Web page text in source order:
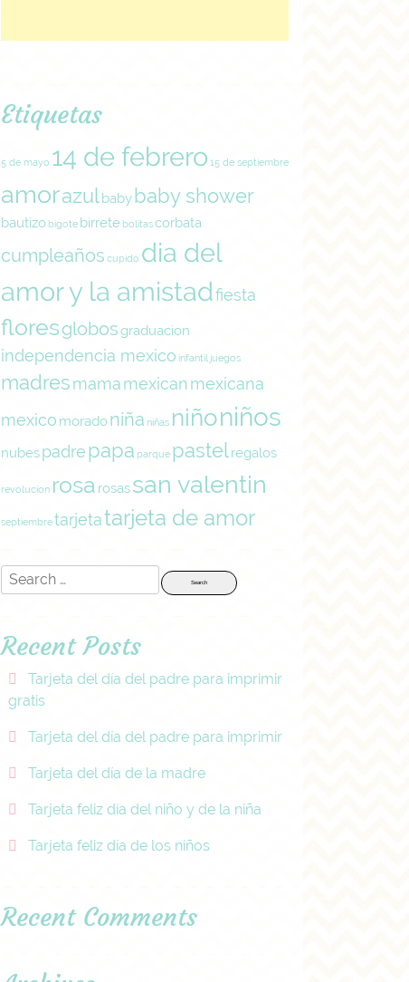
Etiquetas
5 de mayo 14 de febrero 15 de septiembre
amorazulbaby baby shower
bautizo bigote birrete bolitascorbata
cumpleaños cupido dia del
amor y la amistadfiesta
floresglobosgraduacion
independencia mexico infantil juegos
madresmamamexicanmexicana
mexico moradoniña niñas niñoniños
nubespadrepapa parque pastelregalos
revolucion rosa rosassan valentin
septiembretarjetatarjeta de amor
Search
for:
Recent Posts
Tarjeta del día del padre para imprimir
gratis
Tarjeta del día del padre para imprimir
Tarjeta del día de la madre
Tarjeta feliz día del niño y de la niña
Tarjeta feliz día de los niños
Recent Comments